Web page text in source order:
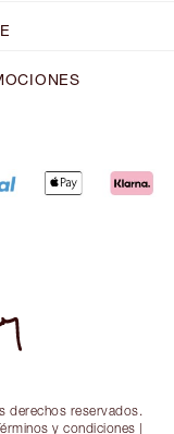
derechos reservados.
y condiciones |